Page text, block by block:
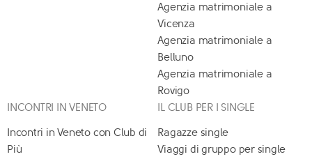
Agenzia matrimoniale a
Vicenza
Agenzia matrimoniale a
Belluno
Agenzia matrimoniale a
Rovigo
INCONTRI IN VENETO
Incontri in Veneto con Club di
Più
IL CLUB PER I SINGLE
Ragazze single
Viaggi di gruppo per single